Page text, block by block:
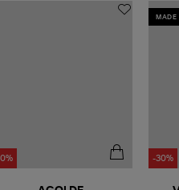
MADE
-30%